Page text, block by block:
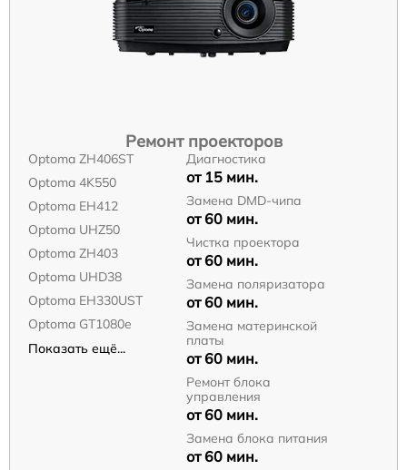
Ремонт проекторов
Optoma ZH406ST
Optoma 4K550
Optoma EH412
Optoma UHZ50
Optoma ZH403
Optoma UHD38
Optoma EH330UST
Optoma GT1080e
Показать ещё...
Диагностика
от 15 мин.
Замена DMD-чипа
от 60 мин.
Чистка проектора
от 60 мин.
Замена поляризатора
от 60 мин.
Замена материнской
платы
от 60 мин.
Ремонт блока
управления
от 60 мин.
Замена блока питания
от 60 мин.